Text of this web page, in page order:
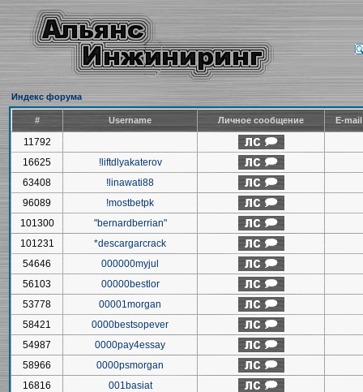
Индекс форума
# Username Личное сообщение E-
11792
16625
!liftdlyakaterov
63408
!linawati88
96089
!mostbetpk
101300
"bernardberrian"
101231
*descargarcrack
54646
000000myjul
56103
00000bestlor
53778
00001morgan
58421
0000bestsopever
54987
0000pay4essay
58966
0000psmorgan
16816
001basiat